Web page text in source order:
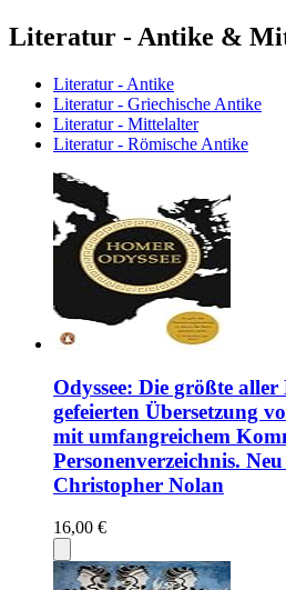
Literatur - Antike &
Literatur - Antike
Literatur - Griechische Antike
Literatur - Mittelalter
Literatur - Römische Antike
Odyssee: Die größte
gefeierten Übersetzung
mit umfangreichem
Personenverzeichnis.
Christopher Nolan
16,00 €